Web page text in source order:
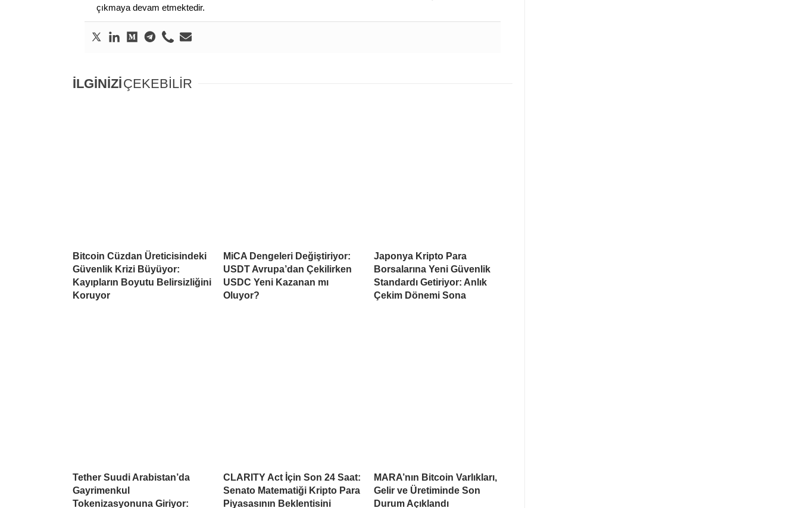
çıkmaya devam etmektedir.
İLGİNİZİÇEKEBİLİR
Bitcoin Cüzdan Üreticisindeki
Güvenlik Krizi Büyüyor:
Kayıpların Boyutu Belirsizliğini
Koruyor
MiCA Dengeleri Değiştiriyor:
USDT Avrupa’dan Çekilirken
USDC Yeni Kazanan mı
Oluyor?
Japonya Kripto Para
Borsalarına Yeni Güvenlik
Standardı Getiriyor: Anlık
Çekim Dönemi Sona
Tether Suudi Arabistan’da
Gayrimenkul
Tokenizasyonuna Giriyor:
CLARITY Act İçin Son 24 Saat:
Senato Matematiği Kripto Para
Piyasasının Beklentisini
MARA’nın Bitcoin Varlıkları,
Gelir ve Üretiminde Son
Durum Açıklandı